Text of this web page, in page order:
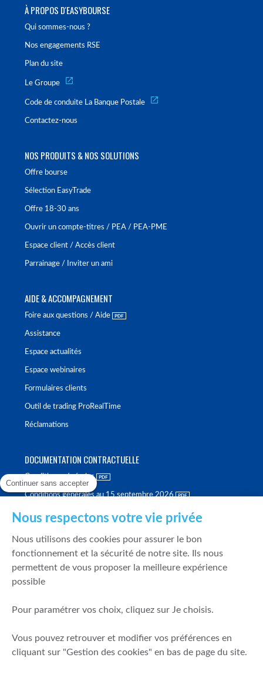
À PROPOS D'EASYBOURSE
Qui sommes-nous ?
Nos engagements RSE
Plan du site
Le Groupe
Code de conduite La Banque Postale
Contactez-nous
NOS PRODUITS & NOS SOLUTIONS
Offre bourse
Sélection EasyTrade
Offre 18-30 ans
Ouvrir un compte-titres / PEA / PEA-PME
Espace client / Accès client
Parrainage / Inviter un ami
AIDE & ACCOMPAGNEMENT
Foire aux questions / Aide
Assistance
Espace actualités
Espace webinaires
Formulaires clients
Outil de trading ProRealTime
Réclamations
DOCUMENTATION CONTRACTUELLE
Conditions générales
Conditions générales au 15 septembre 2026
Politique de meilleure sélection
Politique de durabilité
Fonds de garantie des dépôts et de résolution
Mentions légales
Prévention de la fraude
Continuer sans accepter
Nous respectons votre vie privée
Nous utilisons des cookies pour assurer le bon
fonctionnement et la sécurité de notre site. Ils nous
permettent de vous proposer la meilleure expérience
possible
Pour paramétrer vos choix, cliquez sur Je choisis.
Vous pouvez retrouver et modifier vos préférences en
cliquant sur "Gestion des cookies" en bas de page du site.